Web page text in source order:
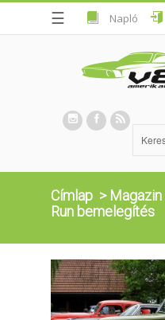
☰ Napló
Címlap > Magazin
Run bemelegítés